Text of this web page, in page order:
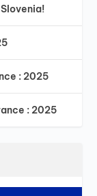
: 2025
: 2025